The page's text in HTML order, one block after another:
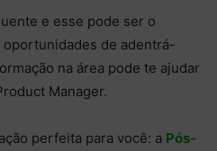
e esse pode ser o
de adentrá-
na área pode te ajudar
Manager.
perfeita para você: a Pós-